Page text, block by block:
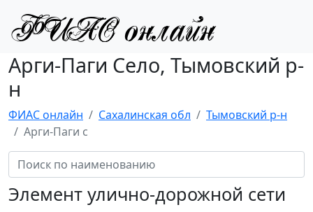
Арги-Паги Село, Тымовский р-
н
ФИАС онлайн Сахалинская обл
Тымовский р-н
Арги-Паги с
Элемент улично-дорожной сети